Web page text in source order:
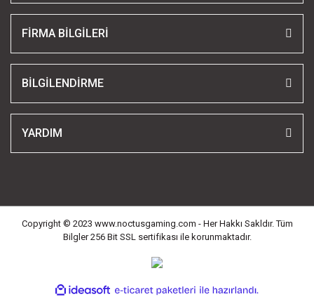
FİRMA BİLGİLERİ
BİLGİLENDİRME
YARDIM
Copyright © 2023 www.noctusgaming.com - Her Hakkı Sakldır. Tüm
Bilgler 256 Bit SSL sertifikası ile korunmaktadır.
ideasoft
e-